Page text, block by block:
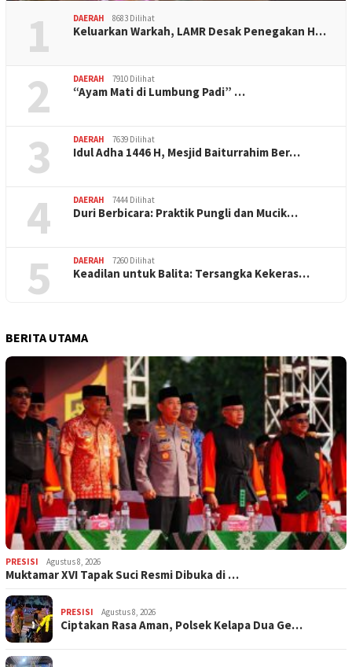
1 DAERAH 8683 Dilihat
Keluarkan Warkah, LAMR Desak Penegakan H…
2 DAERAH 7910 Dilihat
“Ayam Mati di Lumbung Padi” …
3 DAERAH 7639 Dilihat
Idul Adha 1446 H, Mesjid Baiturrahim Ber…
4 DAERAH 7444 Dilihat
Duri Berbicara: Praktik Pungli dan Mucik…
5 DAERAH 7260 Dilihat
Keadilan untuk Balita: Tersangka Kekeras…
BERITA UTAMA
PRESISI Agustus 8, 2026
Muktamar XVI Tapak Suci Resmi Dibuka di …
PRESISI Agustus 8, 2026
Ciptakan Rasa Aman, Polsek Kelapa Dua Ge…